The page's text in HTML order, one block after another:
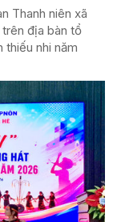
Thanh niên xã
địa bàn tổ
thiếu nhi năm